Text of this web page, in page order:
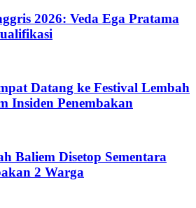
2026: Veda Ega Pratama
Datang ke Festival Lembah
Insiden Penembakan
Baliem Disetop Sementara
2 Warga